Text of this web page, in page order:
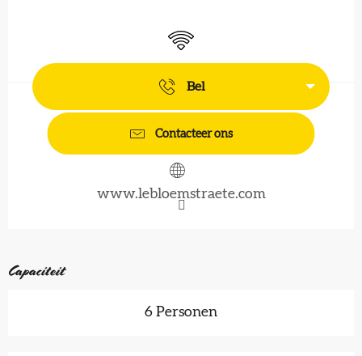
Wifi
Bel
Contacteer ons
www.lebloemstraete.com
Capaciteit
6 Personen